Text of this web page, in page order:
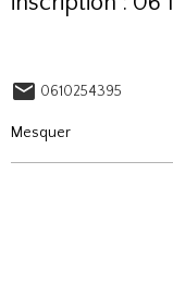
0610254395
Mesquer